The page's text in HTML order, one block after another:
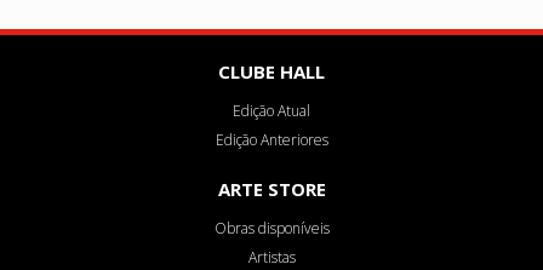
CLUBE HALL
Edição Atual
Edição Anteriores
ARTE STORE
Obras disponíveis
Artistas